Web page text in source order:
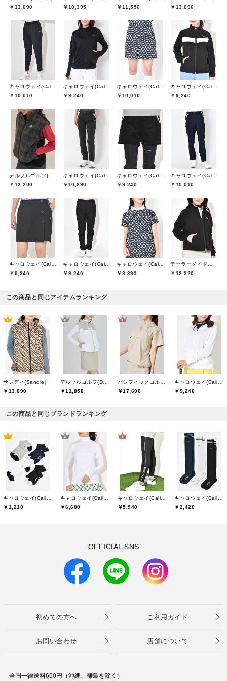
￥13,090
￥10,395
￥11,550
￥13,090
￥10,010
￥9,240
￥10,010
￥9,240
￥13,200
￥10,890
￥9,240
￥10,010
￥9,240
￥9,240
￥8,393
￥12,320
この商品と同じアイテムランキング
サンディ(Sandie)
￥13,090
￥11,858
￥17,600
￥9,240
この商品と同じブランドランキング
キャロウェイ(Callaway)
￥1,210
キャロウェイ(Callaway)
￥6,600
キャロウェイ(Callaway)
￥5,940
キャロウェイ(Callaway)
￥2,420
OFFICIAL SNS
初めての方へ ご利用ガイド
お問い合わせ 店舗について
全国一律送料660円（沖縄、離島を除く）